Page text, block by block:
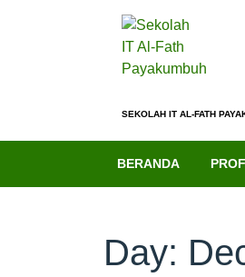
SEKOLAH IT AL-FATH
BERANDA
Day: